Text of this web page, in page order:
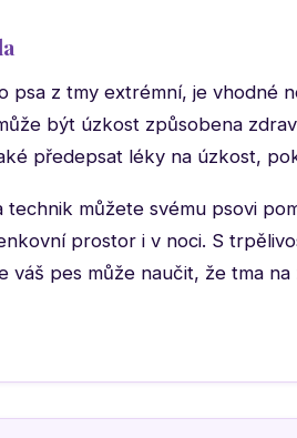
psa z tmy extrémní, je vhodné
být úzkost způsobena
předepsat léky na úzkost,
můžete svému psovi
prostor i v noci. S
váš pes může naučit, že tma